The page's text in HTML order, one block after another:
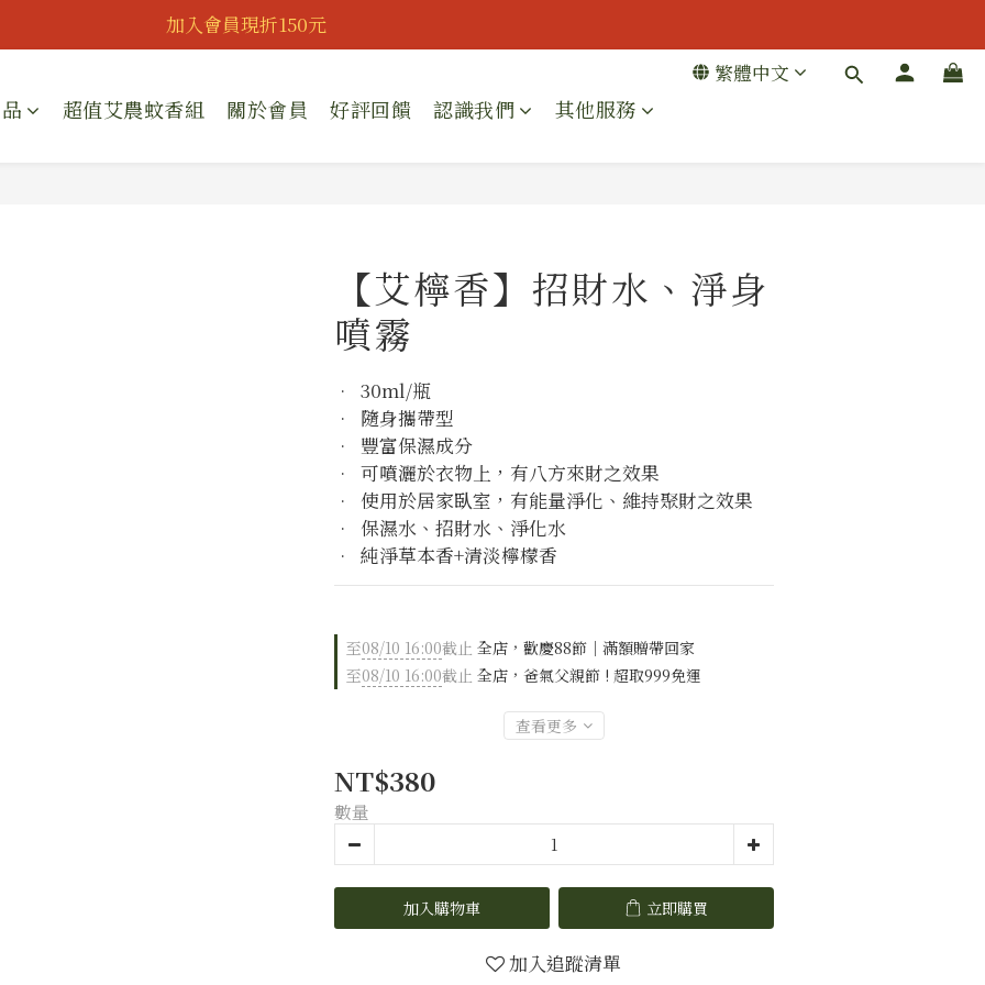
親節｜全館95折｜滿888即可獲得滿額贈｜會員可再享專屬折扣👔
加入會員現折150元
繁體中文
超值艾農蚊香組 關於會員 好評回饋 認識我們 其他服務
【艾檸香】招財水、淨身
噴霧
•  30ml/瓶
•  隨身攜帶型
•  豐富保濕成分
•  可噴灑於衣物上，有八方來財之效果
•  使用於居家臥室，有能量淨化、維持聚財之效果
•  保濕水、招財水、淨化水
•  純淨草本香+清淡檸檬香
至08/10 16:00截止 全店，歡慶88節｜滿額贈帶回家
至08/10 16:00截止 全店，爸氣父親節 ! 超取999免運
查看更多
NT$380
數量
加入購物車 立即購買
加入追蹤清單